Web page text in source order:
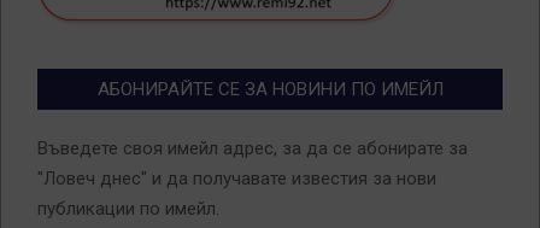
АБОНИРАЙТЕ СЕ ЗА НОВИНИ ПО ИМЕЙЛ
Въведете своя имейл адрес, за да се абонирате за
"Ловеч днес" и да получавате известия за нови
публикации по имейл.